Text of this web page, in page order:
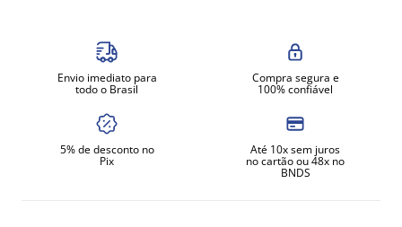
Envio imediato para
todo o Brasil
Compra segura e
100% confiável
5% de desconto no
Pix
Até 10x sem juros
no cartão ou 48x no
BNDS
amassadeira
fritadeira